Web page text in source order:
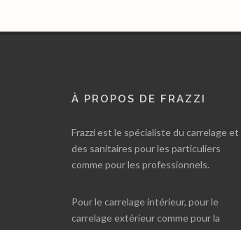
À PROPOS DE FRAZZI
Frazzi est le spécialiste du carrelage et
des sanitaires pour les particuliers
comme pour les professionnels.
Pour le carrelage intérieur, pour le
carrelage extérieur comme pour la